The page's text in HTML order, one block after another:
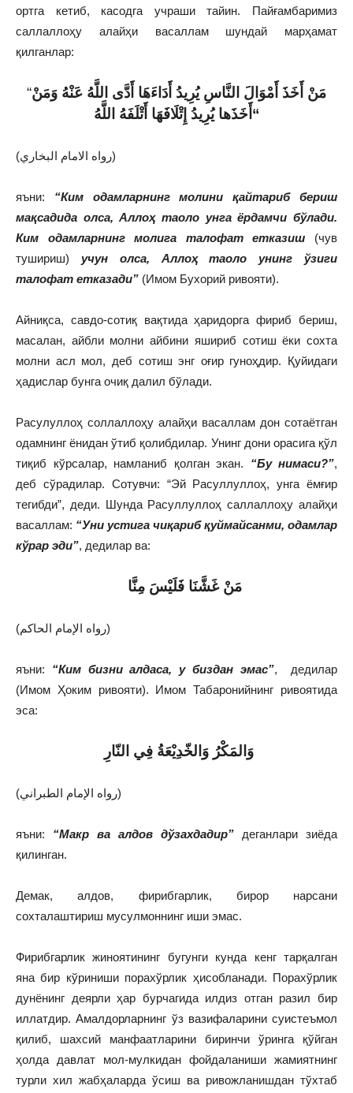
ортга кетиб, касодга учраши тайин. Пайғамбаримиз
саллаллоҳу алайҳи васаллам шундай марҳамат
қилганлар:
“مَنْ أَخَذَ أَمْوَالَ النَّاسِ يُرِيدُ أَدَاءَهَا أَدَّى اللَّهُ عَنْهُ وَمَنْ
أَخَذَها يُرِيدُ إِتْلَافَهَا أَتْلَفَهُ اللَّهُ “
(رواه الامام البخاري)
яъни: “Ким одамларнинг молини қайтариб бериш
мақсадида олса, Аллоҳ таоло унга ёрдамчи бўлади.
Ким одамларнинг молига талофат етказиш (чув
тушириш) учун олса, Аллоҳ таоло унинг ўзиги
талофат етказади” (Имом Бухорий ривояти).
Айниқса, савдо-сотиқ вақтида ҳаридорга фириб бериш,
масалан, айбли молни айбини яшириб сотиш ёки сохта
молни асл мол, деб сотиш энг оғир гуноҳдир. Қуйидаги
ҳадислар бунга очиқ далил бўлади.
Расулуллоҳ соллаллоҳу алайҳи васаллам дон сотаётган
одамнинг ёнидан ўтиб қолибдилар. Унинг дони орасига қўл
тиқиб кўрсалар, намланиб қолган экан. “Бу нимаси?”,
деб сўрадилар. Сотувчи: “Эй Расуллуллоҳ, унга ёмғир
тегибди”, деди. Шунда Расуллуллоҳ саллаллоҳу алайҳи
васаллам: “Уни устига чиқарибқуймайсанми, одамлар
кўрар эди”, дедилар ва:
ﻣَﻦْ ﻏَﺸَّﻨَﺎ ﻓَﻠَﻴْﺲَ ﻣِﻨَّﺎ
(رواه الإمام الحاكم)
яъни: “Кимбизниалдаса, у биздан эмас”, дедилар
(Имом Ҳоким ривояти). Имом Табаронийнинг ривоятида
эса:
ﻭ ﺍﻟﻤَﻜْﺮُ ﻭَﺍﻟﺨّﺪِﻳْﻌَﺔُ ﻓِﻲ ﺍﻟﻨّﺎﺭِ
(رواه الإمام الطبراني)
яъни: “Макр ва алдов дўзахдадир” деганлари зиёда
қилинган.
Демак, алдов, фирибгарлик, бирор нарсани
сохталаштириш мусулмоннинг иши эмас.
Фирибгарлик жиноятининг бугунги кунда кенг тарқалган
яна бир кўриниши порахўрлик ҳисобланади. Порахўрлик
дунёнинг деярли ҳар бурчагида илдиз отган разил бир
иллатдир. Амалдорларнинг ўз вазифаларини суистеъмол
қилиб, шахсий манфаатларини биринчи ўринга қўйган
ҳолда давлат мол-мулкидан фойдаланиши жамиятнинг
турли хил жабҳаларда ўсиш ва ривожланишдан тўхтаб